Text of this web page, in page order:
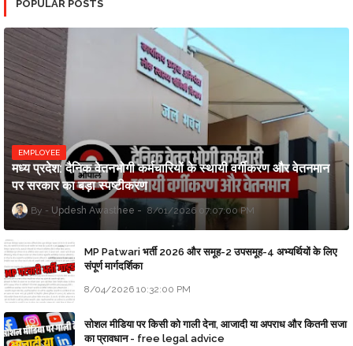
POPULAR POSTS
EMPLOYEE
मध्य प्रदेश: दैनिक वेतनभोगी कर्मचारियों के स्थायी वर्गीकरण और वेतनमान
पर सरकार का बड़ा स्पष्टीकरण
Updesh Awasthee 8/01/2026 07:07:00 PM
MP Patwari भर्ती 2026 और समूह-2 उपसमूह-4 अभ्यर्थियों के लिए
संपूर्ण मार्गदर्शिका
8/04/2026 10:32:00 PM
सोशल मीडिया पर किसी को गाली देना, आजादी या अपराध और कितनी सजा
का प्रावधान - free legal advice